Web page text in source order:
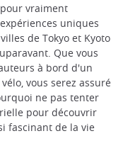
vraiment
uniques
de Tokyo et Kyoto
Que vous
à bord d'un
vous serez assuré
ne pas tenter
pour découvrir
fascinant de la vie